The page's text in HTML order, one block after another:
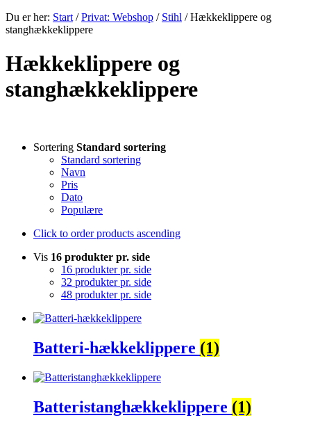
Du er her: Start / Privat: Webshop / Stihl / Hækkeklippere og
stanghækkeklippere
Hækkeklippere og
stanghækkeklippere
Sortering Standard sortering
Standard sortering
Navn
Pris
Dato
Populære
Click to order products ascending
Vis 16 produkter pr. side
16 produkter pr. side
32 produkter pr. side
48 produkter pr. side
Batteri-hækkeklippere (1)
Batteristanghækkeklippere (1)